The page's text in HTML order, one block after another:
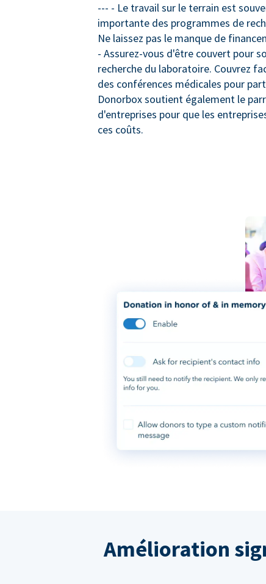
--- - Le travail sur le terrain est
importante des programmes de
Ne laissez pas le manque de
- Assurez-vous d'être couvert pour
recherche du laboratoire. Couvrez
des conférences médicales pour
Donorbox soutient également le
d'entreprises pour que les
ces coûts.
Amélioration